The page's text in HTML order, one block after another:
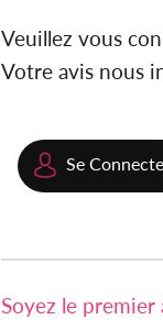
Veuillez vous
Votre avis nous
Se
Soyez le